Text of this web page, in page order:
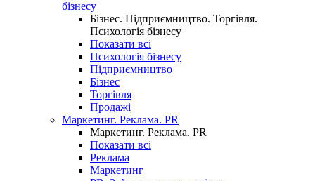
бізнесу
Бізнес. Підприємництво. Торгівля.
Психологія бізнесу
Показати всі
Психологія бізнесу
Підприємництво
Бізнес
Торгівля
Продажі
Маркетинг. Реклама. PR
Маркетинг. Реклама. PR
Показати всі
Реклама
Маркетинг